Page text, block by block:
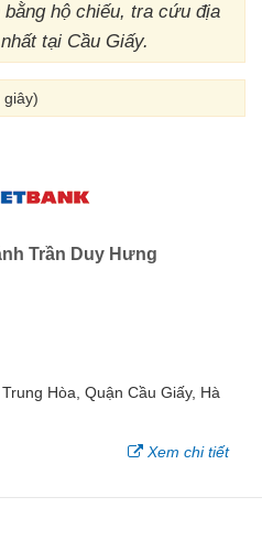
hộ chiếu, tra cứu địa
tại Cầu Giấy.
giây)
Trần Duy Hưng
Hòa, Quận Cầu Giấy, Hà
Xem chi tiết